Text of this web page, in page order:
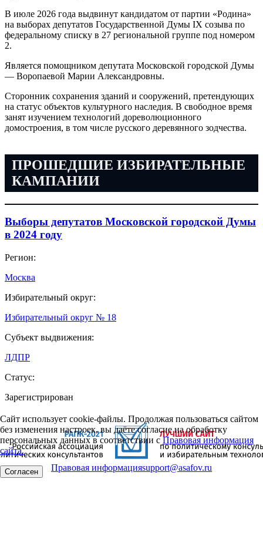
В июле 2026 года выдвинут кандидатом от партии «Родина»
на выборах депутатов Государственной Думы IX созыва по
федеральному списку в 27 региональной группе под номером
2.
Является помощником депутата Московской городской Думы
— Воропаевой Марии Александровны.
Сторонник сохранения зданий и сооружений, претендующих
на статус объектов культурного наследия. В свободное время
занят изучением технологий дореволюционного
домостроения, в том числе русского деревянного зодчества.
ПРОШЕДШИЕ ИЗБИРАТЕЛЬНЫЕ
КАМПАНИИ
Выборы депутатов Московской городской Думы
в 2024 году
Регион:
Москва
Избирательный округ:
Избирательный округ № 18
Субъект выдвижения:
ЛДПР
Статус:
Зарегистрирован
Сайт использует cookie-файлы. Продолжая пользоваться сайтом
без изменения настроек, вы даёте согласие на обработку
персональных данных в соответствии сПравовая информация
сайта.
Согласен Правовая информацияsupport@asafov.ru